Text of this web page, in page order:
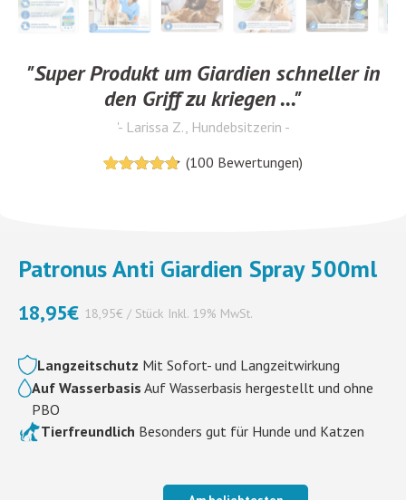
"Super Produkt um Giardien schneller in
den Griff zu kriegen ..."
'- Larissa Z., Hundebsitzerin -
(100 Bewertungen)
Patronus Anti Giardien Spray 500ml
18,95€ 18,95€ / Stück Inkl. 19% MwSt.
Langzeitschutz Mit Sofort- und Langzeitwirkung
Auf Wasserbasis Auf Wasserbasis hergestellt und ohne
PBO
Tierfreundlich Besonders gut für Hunde und Katzen